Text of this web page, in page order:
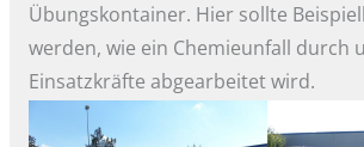
Übungskontainer. Hier sollte
werden, wie ein Chemieunfall durch
Einsatzkräfte abgearbeitet wird.